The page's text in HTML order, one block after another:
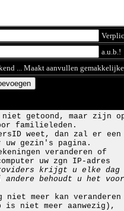
a.u.b.!
... Maakt aanvullen
niet getoond, maar zijn
familieleden.
weet, dan zal er een
uw gezin's pagina.
veranderen of
uw zgn IP-adres
krijgt u elke dag
behoudt u het voor
niet meer kan veranderen
is niet meer aanwezig),